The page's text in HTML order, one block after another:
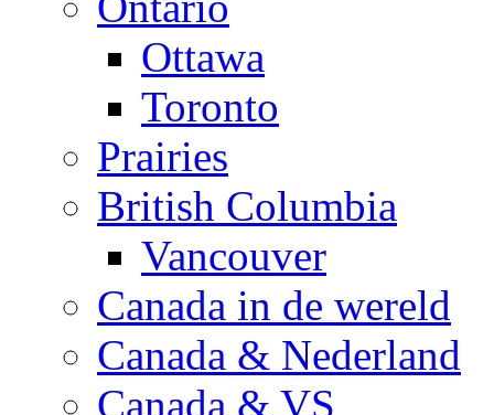
Ottawa
Toronto
Prairies
British Columbia
Vancouver
Canada in de wereld
Canada & Nederland
Canada & VS